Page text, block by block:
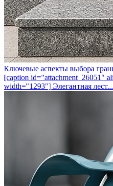
Ключевые аспекты выбора
[caption id="attachment_26051"
width="1293"] Элегантная лест...